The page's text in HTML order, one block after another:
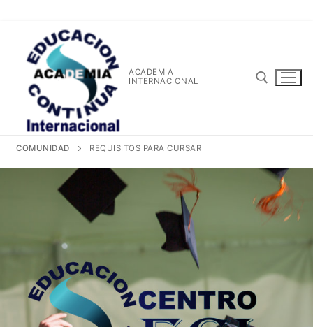
contenido
ACADEMIA
INTERNACIONAL
COMUNIDAD REQUISITOS PARA CURSAR